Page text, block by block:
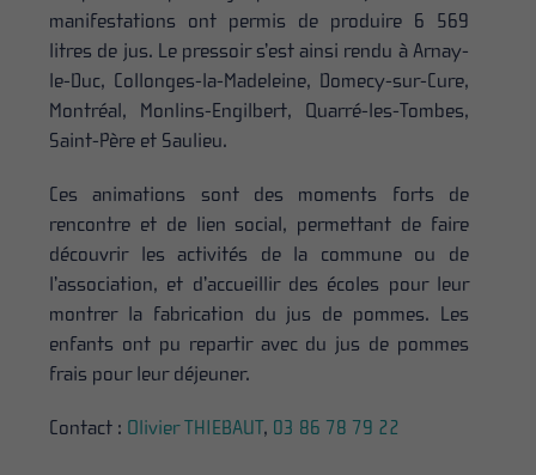
manifestations ont permis de produire 6 569
litres de jus. Le pressoir s’est ainsi rendu à Arnay-
le-Duc, Collonges-la-Madeleine, Domecy-sur-Cure,
Montréal, Monlins-Engilbert, Quarré-les-Tombes,
Saint-Père et Saulieu.
Ces animations sont des moments forts de
rencontre et de lien social, permettant de faire
découvrir les activités de la commune ou de
l’association, et d’accueillir des écoles pour leur
montrer la fabrication du jus de pommes. Les
enfants ont pu repartir avec du jus de pommes
frais pour leur déjeuner.
Contact : Olivier THIEBAUT, 03 86 78 79 22